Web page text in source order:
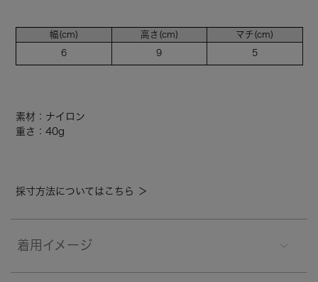
幅(cm)
6
高さ(cm)
9
マチ(cm)
5
素材：ナイロン
重さ：40g
採寸方法についてはこちら ＞
着用イメージ